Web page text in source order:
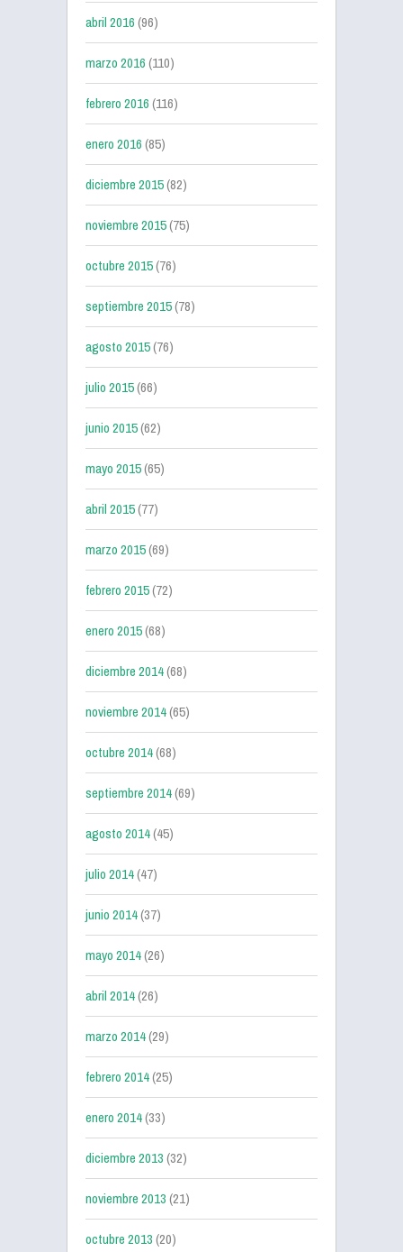
abril 2016(96)
marzo 2016(110)
febrero 2016(116)
enero 2016(85)
diciembre 2015(82)
noviembre 2015(75)
octubre 2015(76)
septiembre 2015(78)
agosto 2015(76)
julio 2015(66)
junio 2015(62)
mayo 2015(65)
abril 2015(77)
marzo 2015(69)
febrero 2015(72)
enero 2015(68)
diciembre 2014(68)
noviembre 2014(65)
octubre 2014(68)
septiembre 2014(69)
agosto 2014(45)
julio 2014(47)
junio 2014(37)
mayo 2014(26)
abril 2014(26)
marzo 2014(29)
febrero 2014(25)
enero 2014(33)
diciembre 2013(32)
noviembre 2013(21)
octubre 2013(20)